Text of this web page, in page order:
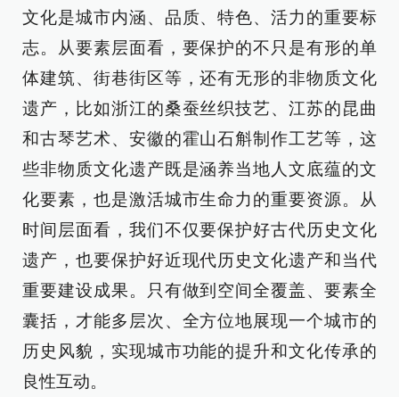
文化是城市内涵、品质、特色、活力的重要标
志。从要素层面看，要保护的不只是有形的单
体建筑、街巷街区等，还有无形的非物质文化
遗产，比如浙江的桑蚕丝织技艺、江苏的昆曲
和古琴艺术、安徽的霍山石斛制作工艺等，这
些非物质文化遗产既是涵养当地人文底蕴的文
化要素，也是激活城市生命力的重要资源。从
时间层面看，我们不仅要保护好古代历史文化
遗产，也要保护好近现代历史文化遗产和当代
重要建设成果。只有做到空间全覆盖、要素全
囊括，才能多层次、全方位地展现一个城市的
历史风貌，实现城市功能的提升和文化传承的
良性互动。